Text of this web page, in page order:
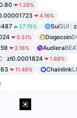
1.26%
4.16%
27.76% SuiSUI
0.51% Dogecoin
2.16% Audiera
zł0.0001824 1.68%
11.49% Chainlink